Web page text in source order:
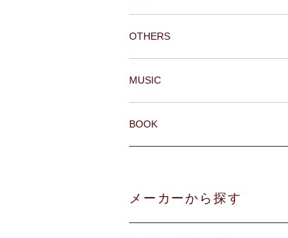
OTHERS
MUSIC
BOOK
メーカーから探す